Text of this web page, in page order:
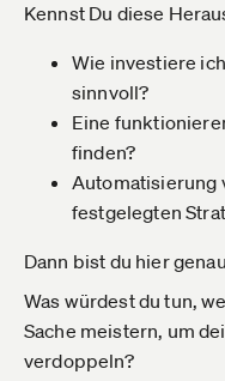
Kennst Du diese
Wie investiere
sinnvoll?
Eine
finden?
Automatisierung
festgelegten
Dann bist du hier
Was würdest du tun,
Sache meistern, um
verdoppeln?